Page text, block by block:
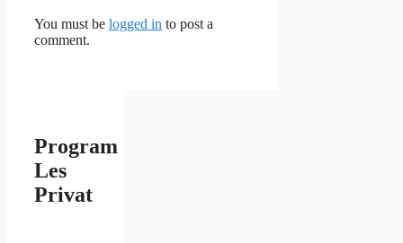
You must be logged in to post a
comment.
Program
Les
Privat